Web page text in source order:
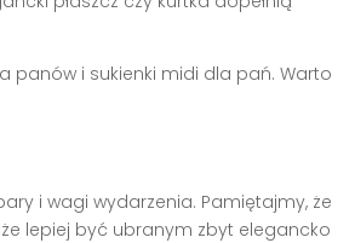
panów i sukienki midi dla pań. Warto
i wagi wydarzenia. Pamiętajmy, że
lepiej być ubranym zbyt elegancko